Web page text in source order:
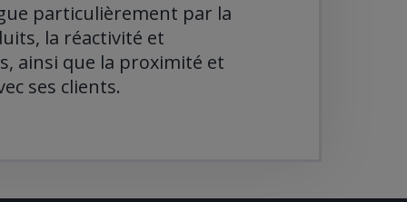
particulièrement par la
la réactivité et
ainsi que la proximité et
ses clients.